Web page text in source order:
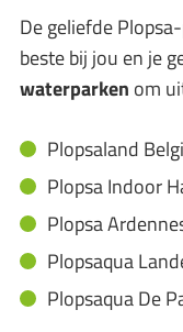
De geliefde
beste bij jou en je
waterparken om
Plopsaland
Plopsa Indoor
Plopsa
Plopsaqua
Plopsaqua De